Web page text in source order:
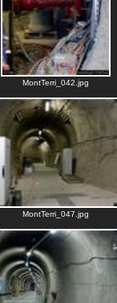
MontTerri_042.jpg
MontTerri_047.jpg